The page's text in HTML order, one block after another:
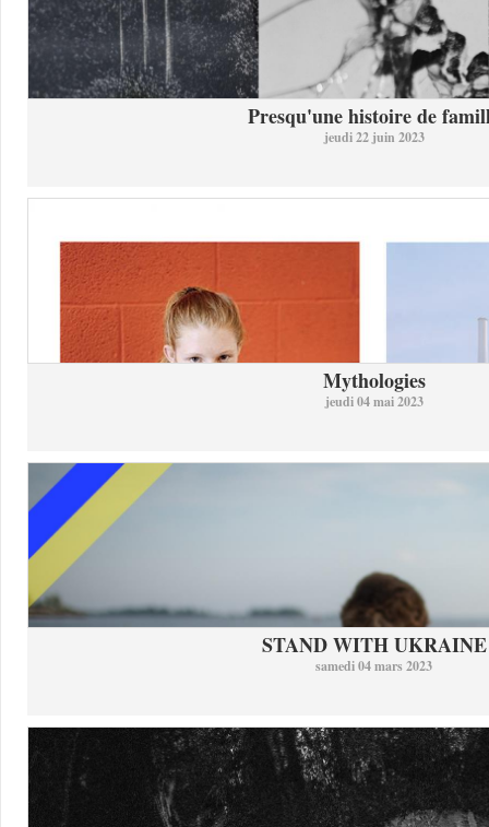
Presqu'une histoire de
jeudi 22 juin 2023
Mythologies
jeudi 04 mai 2023
STAND WITH UKRAINE
samedi 04 mars 2023